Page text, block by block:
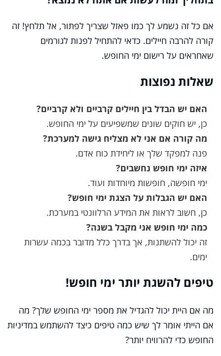
אם כל זה נשמע לך כמו פאזל שצריך לפתור, אל תלחץ! זה
קורה להרבה חיילים. כדאי להתחיל לפנות לגורמים
שאחראים על רישום ימי החופש.
שאלות נפוצות
האם יש הבדל בין חיילים קרביים ולא קרביים?
כן, יש חוקים שונים שמשפיעים על ימי החופש.
מה קורה אם אני לא מצליח גישה למערכת?
פנה למפקד שלך או ליחידת כוח אדם.
איזה ימי חופש נחשבים?
ימי חופשה, חופשות מיוחדות ועוד.
האם יש הגבלות על הצגת ימי חופש?
כן, חשוב לראות את המידע הרלוונטי במערכת.
כמה ימי חופש אני מקבל בשנה?
זה יכול להשתנות, אך בדרך כלל מדובר בכמה עשרות
ימים.
טיפים להשגת יותר ימי חופש!
מה אם היית יכול להגדיל את מספר ימי החופש שלך? מה
אם הייתי אומר לך שיש כמה טיפים כיצד להשתמש במדיניות
החופש כדי להרוויח יותר?